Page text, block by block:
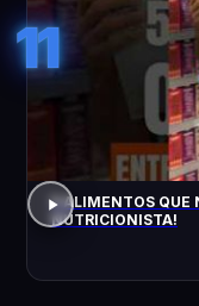
11
5 ALIMENTOS QUE
NUTRICIONISTA!